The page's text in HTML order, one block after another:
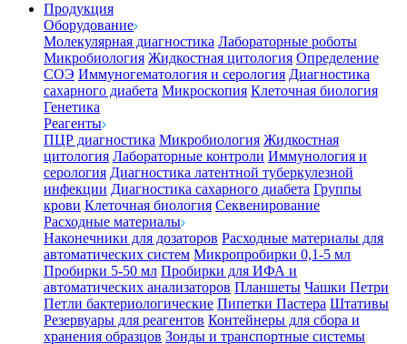
Продукция
Оборудование
Молекулярная диагностика Лабораторные роботы
Микробиология Жидкостная цитология Определение
СОЭ Иммуногематология и серология Диагностика
сахарного диабета Микроскопия Клеточная биология
Генетика
Реагенты
ПЦР диагностика Микробиология Жидкостная
цитология Лабораторные контроли Иммунология и
серология Диагностика латентной туберкулезной
инфекции Диагностика сахарного диабета Группы
крови Клеточная биология Секвенирование
Расходные материалы
Наконечники для дозаторов Расходные материалы для
автоматических систем Микропробирки 0,1-5 мл
Пробирки 5-50 мл Пробирки для ИФА и
автоматических анализаторов Планшеты Чашки Петри
Петли бактериологические Пипетки Пастера Штативы
Резервуары для реагентов Контейнеры для сбора и
хранения образцов Зонды и транспортные системы